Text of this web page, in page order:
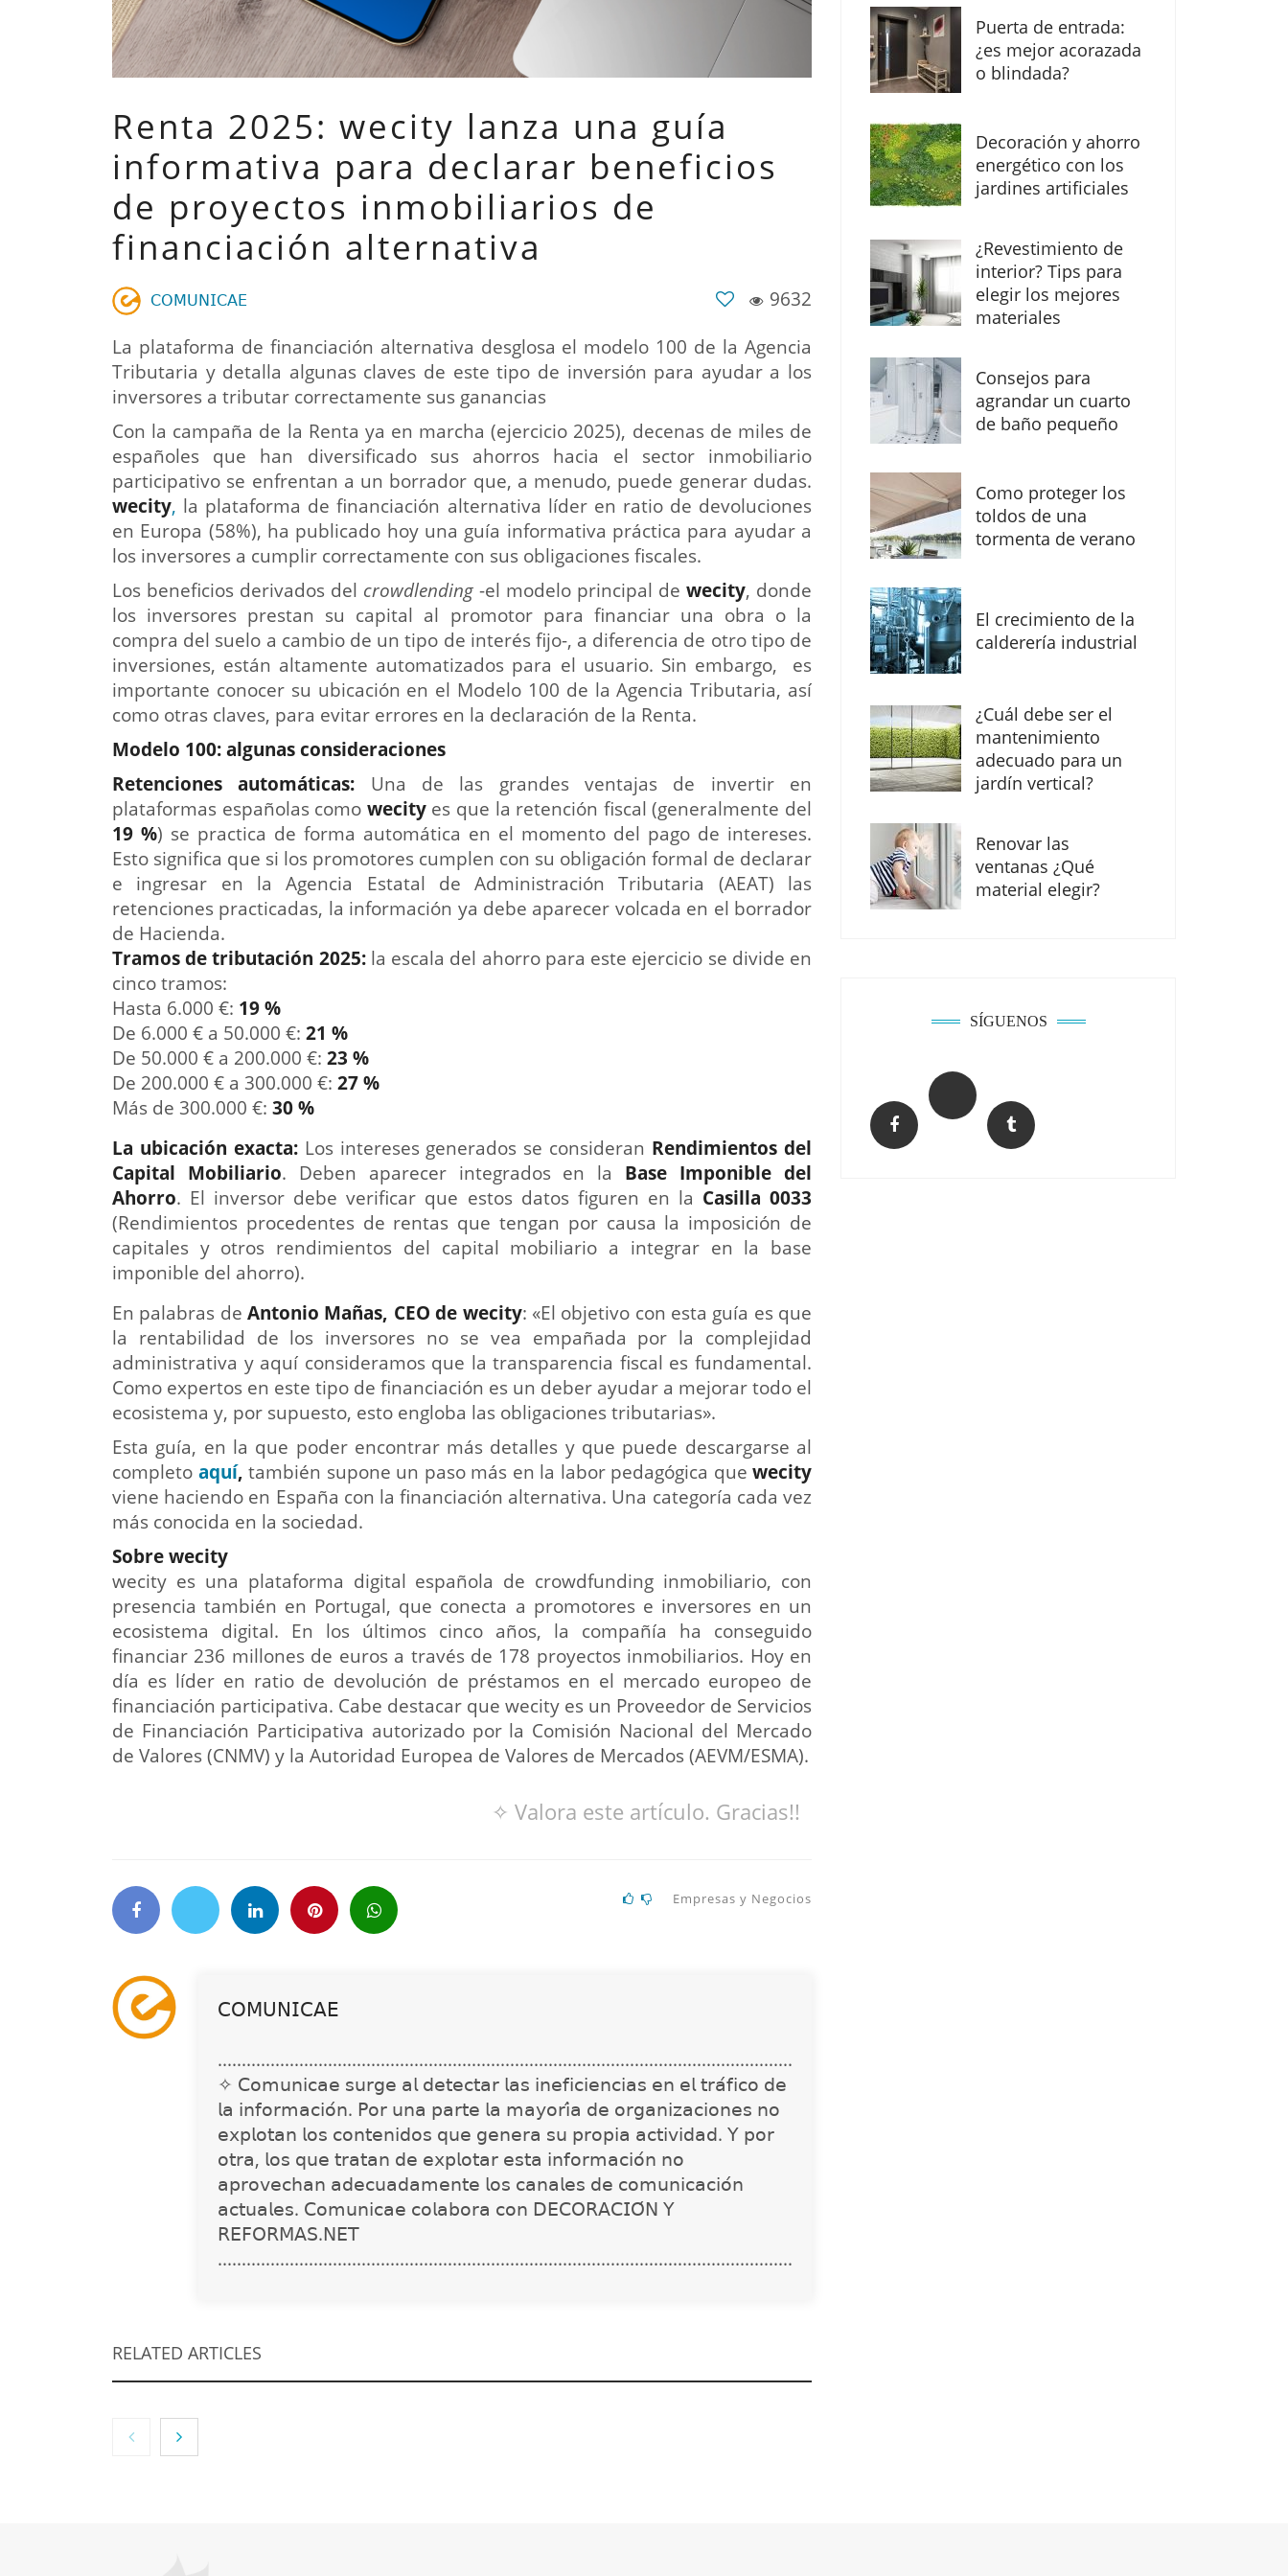
Renta 2025: wecity lanza una guía
informativa para declarar beneficios
de proyectos inmobiliarios de
financiación alternativa
𝖢𝖮𝖬𝖴𝖭𝖨𝖢𝖠𝖤
9632
La plataforma de financiación alternativa desglosa el modelo 100 de la Agencia
Tributaria y detalla algunas claves de este tipo de inversión para ayudar a los
inversores a tributar correctamente sus ganancias
Con la campaña de la Renta ya en marcha (ejercicio 2025), decenas de miles de
españoles que han diversificado sus ahorros hacia el sector inmobiliario
participativo se enfrentan a un borrador que, a menudo, puede generar dudas.
wecity, la plataforma de financiación alternativa líder en ratio de devoluciones
en Europa (58%), ha publicado hoy una guía informativa práctica para ayudar a
los inversores a cumplir correctamente con sus obligaciones fiscales.
Los beneficios derivados del crowdlending -el modelo principal de wecity, donde
los inversores prestan su capital al promotor para financiar una obra o la
compra del suelo a cambio de un tipo de interés fijo-, a diferencia de otro tipo de
inversiones, están altamente automatizados para el usuario. Sin embargo, es
importante conocer su ubicación en el Modelo 100 de la Agencia Tributaria, así
como otras claves, para evitar errores en la declaración de la Renta.
Modelo 100: algunas consideraciones
Retenciones automáticas: Una de las grandes ventajas de invertir en
plataformas españolas como wecityes que la retención fiscal (generalmente del
19 %) se practica de forma automática en el momento del pago de intereses.
Esto significa que si los promotores cumplen con su obligación formal de declarar
e ingresar en la Agencia Estatal de Administración Tributaria (AEAT) las
retenciones practicadas, la información ya debe aparecer volcada en el borrador
de Hacienda.
Tramos de tributación 2025:la escala del ahorro para este ejercicio se divide en
cinco tramos:
Hasta 6.000 €: 19 %
De 6.000 € a 50.000 €: 21 %
De 50.000 € a 200.000 €: 23 %
De 200.000 € a 300.000 €: 27 %
Más de 300.000 €: 30 %
La ubicación exacta:Los intereses generados se consideran Rendimientos del
Capital Mobiliario. Deben aparecer integrados en la Base Imponible del
Ahorro. El inversor debe verificar que estos datos figuren en la Casilla 0033
(Rendimientos procedentes de rentas que tengan por causa la imposición de
capitales y otros rendimientos del capital mobiliario a integrar en la base
imponible del ahorro).
En palabras deAntonio Mañas, CEO de wecity: «El objetivo con esta guía es que
la rentabilidad de los inversores no se vea empañada por la complejidad
administrativa y aquí consideramos que la transparencia fiscal es fundamental.
Como expertos en este tipo de financiación es un deber ayudar a mejorar todo el
ecosistema y, por supuesto, esto engloba las obligaciones tributarias».
Esta guía, en la que poder encontrar más detalles y que puede descargarse al
completo aquí, también supone un paso más en la labor pedagógica que wecity
viene haciendo en España con la financiación alternativa. Una categoría cada vez
más conocida en la sociedad.
Sobre wecity
wecity es una plataforma digital española de crowdfunding inmobiliario, con
presencia también en Portugal, que conecta a promotores e inversores en un
ecosistema digital. En los últimos cinco años, la compañía ha conseguido
financiar 236 millones de euros a través de 178 proyectos inmobiliarios. Hoy en
día es líder en ratio de devolución de préstamos en el mercado europeo de
financiación participativa. Cabe destacar que wecity es un Proveedor de Servicios
de Financiación Participativa autorizado por la Comisión Nacional del Mercado
de Valores (CNMV) y la Autoridad Europea de Valores de Mercados (AEVM/ESMA).
✧ Valora este artículo. Gracias!!
Empresas y Negocios
𝖢𝖮𝖬𝖴𝖭𝖨𝖢𝖠𝖤
........................................................................................................................
✧ 𝖢𝗈𝗆𝗎𝗇𝗂𝖼𝖺𝖾 𝗌𝗎𝗋𝗀𝖾 𝖺𝗅 𝖽𝖾𝗍𝖾𝖼𝗍𝖺𝗋 𝗅𝖺𝗌 𝗂𝗇𝖾𝖿𝗂𝖼𝗂𝖾𝗇𝖼𝗂𝖺𝗌 𝖾𝗇 𝖾𝗅 𝗍𝗋𝖺́𝖿𝗂𝖼𝗈 𝖽𝖾
𝗅𝖺 𝗂𝗇𝖿𝗈𝗋𝗆𝖺𝖼𝗂𝗈́𝗇. 𝖯𝗈𝗋 𝗎𝗇𝖺 𝗉𝖺𝗋𝗍𝖾 𝗅𝖺 𝗆𝖺𝗒𝗈𝗋𝗂́𝖺 𝖽𝖾 𝗈𝗋𝗀𝖺𝗇𝗂𝗓𝖺𝖼𝗂𝗈𝗇𝖾𝗌 𝗇𝗈
𝖾𝗑𝗉𝗅𝗈𝗍𝖺𝗇 𝗅𝗈𝗌 𝖼𝗈𝗇𝗍𝖾𝗇𝗂𝖽𝗈𝗌 𝗊𝗎𝖾 𝗀𝖾𝗇𝖾𝗋𝖺 𝗌𝗎 𝗉𝗋𝗈𝗉𝗂𝖺 𝖺𝖼𝗍𝗂𝗏𝗂𝖽𝖺𝖽. 𝖸 𝗉𝗈𝗋
𝗈𝗍𝗋𝖺, 𝗅𝗈𝗌 𝗊𝗎𝖾 𝗍𝗋𝖺𝗍𝖺𝗇 𝖽𝖾 𝖾𝗑𝗉𝗅𝗈𝗍𝖺𝗋 𝖾𝗌𝗍𝖺 𝗂𝗇𝖿𝗈𝗋𝗆𝖺𝖼𝗂𝗈́𝗇 𝗇𝗈
𝖺𝗉𝗋𝗈𝗏𝖾𝖼𝗁𝖺𝗇 𝖺𝖽𝖾𝖼𝗎𝖺𝖽𝖺𝗆𝖾𝗇𝗍𝖾 𝗅𝗈𝗌 𝖼𝖺𝗇𝖺𝗅𝖾𝗌 𝖽𝖾 𝖼𝗈𝗆𝗎𝗇𝗂𝖼𝖺𝖼𝗂𝗈́𝗇
𝖺𝖼𝗍𝗎𝖺𝗅𝖾𝗌. 𝖢𝗈𝗆𝗎𝗇𝗂𝖼𝖺𝖾 𝖼𝗈𝗅𝖺𝖻𝗈𝗋𝖺 𝖼𝗈𝗇 𝖣𝖤𝖢𝖮𝖱𝖠𝖢𝖨𝖮́𝖭 𝖸
𝖱𝖤𝖥𝖮𝖱𝖬𝖠𝖲.𝖭𝖤𝖳
........................................................................................................................
RELATED ARTICLES
Puerta de entrada:
¿es mejor acorazada
o blindada?
Decoración y ahorro
energético con los
jardines artificiales
¿Revestimiento de
interior? Tips para
elegir los mejores
materiales
Consejos para
agrandar un cuarto
de baño pequeño
Como proteger los
toldos de una
tormenta de verano
El crecimiento de la
calderería industrial
¿Cuál debe ser el
mantenimiento
adecuado para un
jardín vertical?
Renovar las
ventanas ¿Qué
material elegir?
SÍGUENOS